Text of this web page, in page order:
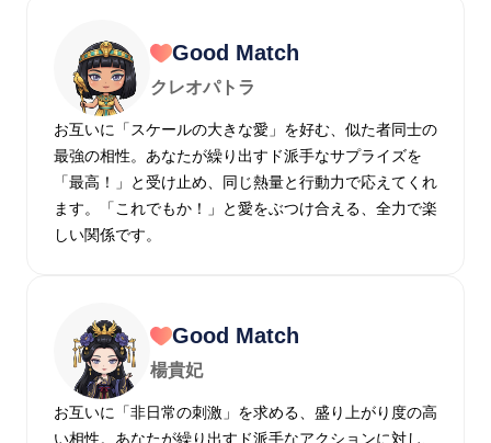
Good Match
クレオパトラ
お互いに「スケールの大きな愛」を好む、似た者同士の
最強の相性。あなたが繰り出すド派手なサプライズを
「最高！」と受け止め、同じ熱量と行動力で応えてくれ
ます。「これでもか！」と愛をぶつけ合える、全力で楽
しい関係です。
Good Match
楊貴妃
お互いに「非日常の刺激」を求める、盛り上がり度の高
い相性。あなたが繰り出すド派手なアクションに対し、